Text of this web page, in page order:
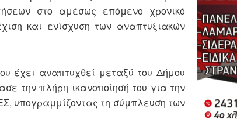
στο αμέσως επόμενο χρονικό
και ενίσχυση των αναπτυξιακών
έχει αναπτυχθεί μεταξύ του Δήμου
την πλήρη ικανοποίησή του για την
υπογραμμίζοντας τη σύμπλευση των